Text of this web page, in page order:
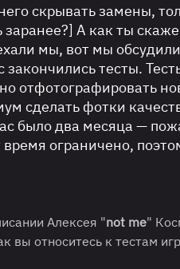
скрывать замены,
А как ты
мы, вот мы
тесты.
отфотографировать
сделать фотки
было два месяца —
ограничено,
Алексея "not me"
вы относитесь к тестам